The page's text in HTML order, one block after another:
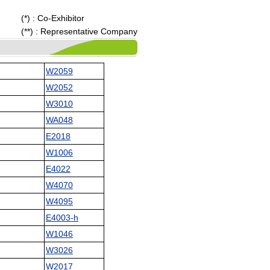
(*) : Co-Exhibitor
(**) : Representative Company
W2059
W2052
W3010
WA048
E2018
W1006
E4022
W4070
W4095
E4003-h
W1046
W3026
W2017